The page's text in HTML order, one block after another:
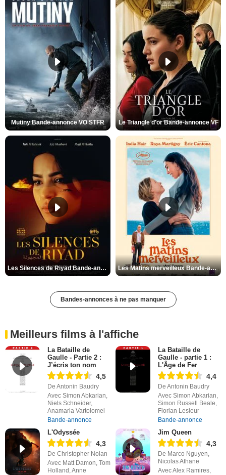
Mutiny Bande-annonce VO STFR Le Triangle d'or Bande-annonce VF
Les Silences de Riyad Bande-annonce VO STFR Les Matins merveilleux Bande-annonce VF
Bandes-annonces à ne pas manquer
Meilleurs films à l'affiche
La Bataille de
Gaulle - Partie 2 :
J’écris ton nom
4,5
De Antonin Baudry
Avec Simon Abkarian,
Niels Schneider,
Anamaria Vartolomei
Bande-annonce
La Bataille de
Gaulle - partie 1 :
L'Âge de Fer
4,4
De Antonin Baudry
Avec Simon Abkarian,
Simon Russell Beale,
Florian Lesieur
Bande-annonce
L'Odyssée
4,3
De Christopher Nolan
Avec Matt Damon, Tom
Holland, Anne
Jim Queen
4,3
De Marco Nguyen,
Nicolas Athane
Avec Alex Ramires,